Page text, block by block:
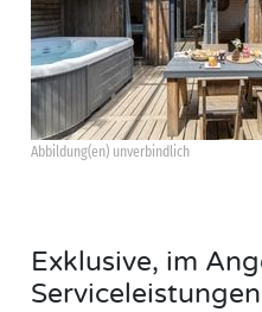
Abbildung(en) unverbindlich
Exklusive, im
Serviceleistungen